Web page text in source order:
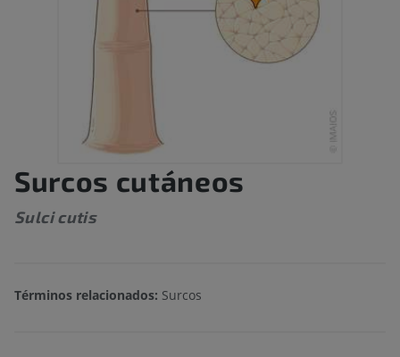
Surcos cutáneos
Sulci cutis
Términos relacionados: Surcos